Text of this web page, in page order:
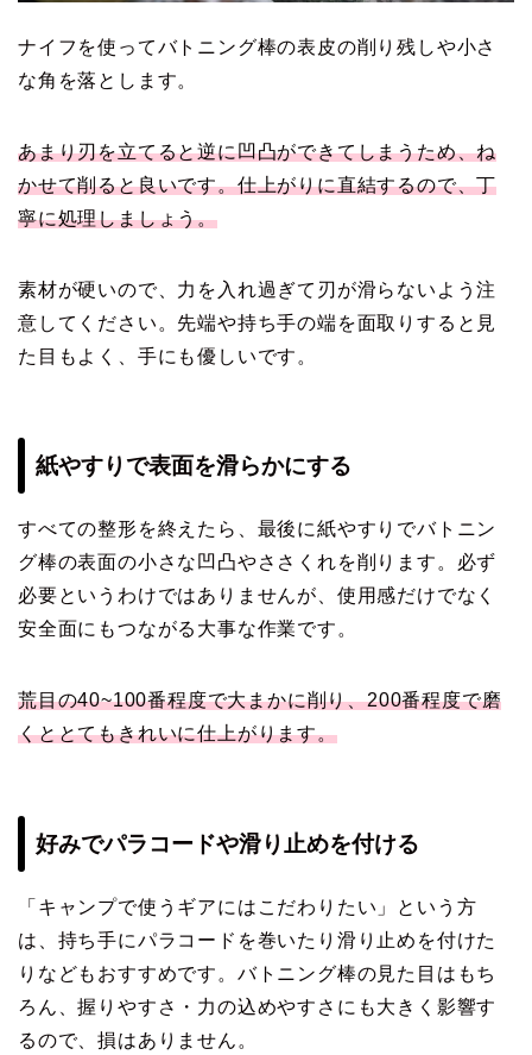
ナイフを使ってバトニング棒の表皮の削り残しや小さ
な角を落とします。
あまり刃を立てると逆に凹凸ができてしまうため、ね
かせて削ると良いです。仕上がりに直結するので、丁
寧に処理しましょう。
素材が硬いので、力を入れ過ぎて刃が滑らないよう注
意してください。先端や持ち手の端を面取りすると見
た目もよく、手にも優しいです。
紙やすりで表面を滑らかにする
すべての整形を終えたら、最後に紙やすりでバトニン
グ棒の表面の小さな凹凸やささくれを削ります。必ず
必要というわけではありませんが、使用感だけでなく
安全面にもつながる大事な作業です。
荒目の40~100番程度で大まかに削り、200番程度で磨
くととてもきれいに仕上がります。
好みでパラコードや滑り止めを付ける
「キャンプで使うギアにはこだわりたい」という方
は、持ち手にパラコードを巻いたり滑り止めを付けた
りなどもおすすめです。バトニング棒の見た目はもち
ろん、握りやすさ・力の込めやすさにも大きく影響す
るので、損はありません。